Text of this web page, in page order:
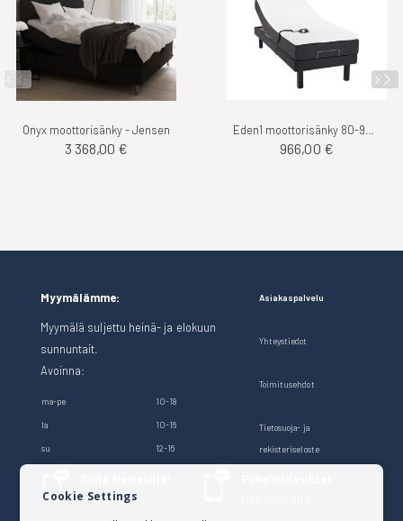
Onyx moottorisänky - Jensen
3 368,00 € 966,00 €
Myymälämme:
Myymälä suljettu heinä- ja elokuun
sunnuntait.
Avoinna:
ma-pe 10-18
la 10-16
su 12-16
Asiakaspalvelu
Yhteystiedot
Toimitusehdot
Tietosuoja- ja
rekisteriseloste
040 528 1124
Cookie Settings